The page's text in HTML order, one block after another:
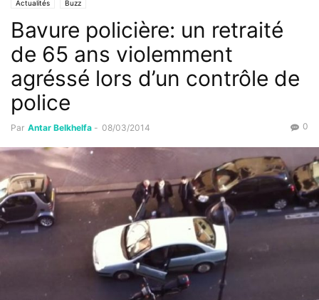
Actualités Buzz
Bavure policière: un retraité
de 65 ans violemment
agréssé lors d’un contrôle de
police
Par Antar Belkhelfa - 08/03/2014 0